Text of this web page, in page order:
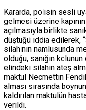
Kararda, polisin sesli
gelmesi üzerine kapının
açılmasıyla birlikte
düştüğü iddia edilerek,
silahının namlusunda
olduğu, sanığın
elindeki silahın ateş
maktul Necmettin
alması sırasında
kaldırılan maktulün
verildi.